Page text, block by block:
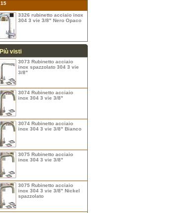
15
3326 rubinetto acciaio inox
304 3 vie 3/8" Nero Opaco
Più visti
3073 Rubinetto acciaio
inox spazzolato 304 3 vie
3/8"
3074 Rubinetto acciaio
inox 304 3 vie 3/8"
3074 Rubinetto acciaio
inox 304 3 vie 3/8" Bianco
3075 Rubinetto acciaio
inox 304 3 vie 3/8"
3075 Rubinetto acciaio
inox 304 3 vie 3/8" Nickel
spazzolato